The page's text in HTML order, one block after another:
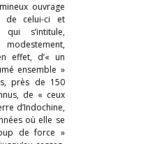
ouvrage
de celui-ci et
qui s’intitule,
effet, d’« un
ensemble »
près de 150
de « ceux
d’Indochine,
où elle se
de force »